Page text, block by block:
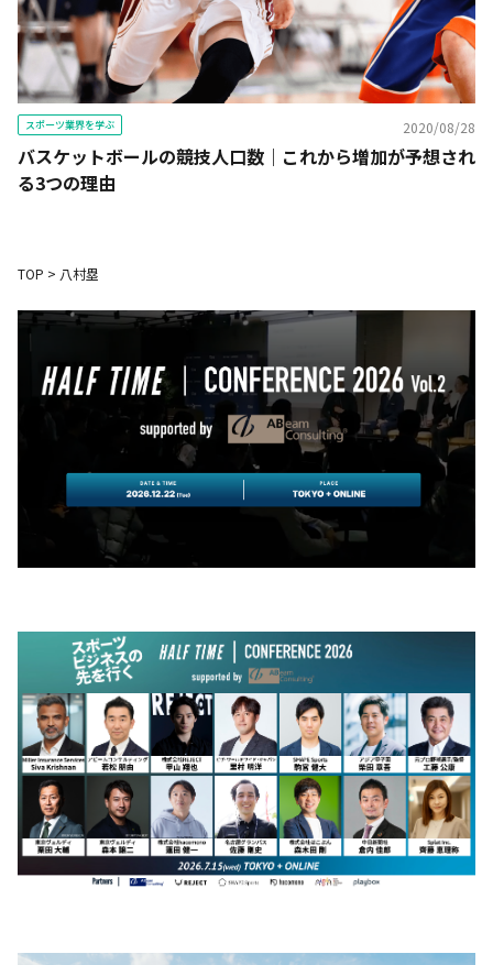
スポーツ業界を学ぶ 2020/08/28
バスケットボールの競技人口数｜これから増加が予想され
る3つの理由
TOP > 八村塁